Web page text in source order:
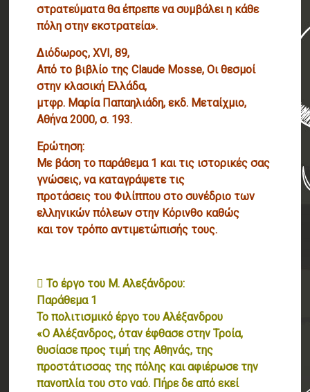
στρατεύματα θα έπρεπε να συμβάλει η κάθε
πόλη στην εκστρατεία».
Διόδωρος, XVI, 89,
Από το βιβλίο της Claude Mosse, Οι θεσμοί
στην κλασική Ελλάδα,
μτφρ. Μαρία Παπαηλιάδη, εκδ. Μεταίχμιο,
Αθήνα 2000, σ. 193.
Ερώτηση:
Με βάση το παράθεμα 1 και τις ιστορικές σας
γνώσεις, να καταγράψετε τις
προτάσεις του Φιλίππου στο συνέδριο των
ελληνικών πόλεων στην Κόρινθο καθώς
και τον τρόπο αντιμετώπισής τους.
 Το έργο του Μ. Αλεξάνδρου:
Παράθεμα 1
Το πολιτισμικό έργο του Αλέξανδρου
«Ο Αλέξανδρος, όταν έφθασε στην Τροία,
θυσίασε προς τιμή της Αθηνάς, της
προστάτισσας της πόλης και αφιέρωσε την
πανοπλία του στο ναό. Πήρε δε από εκεί